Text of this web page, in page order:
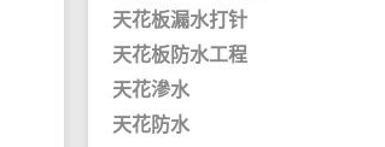
天花板漏水打针
天花板防水工程
天花滲水
天花防水